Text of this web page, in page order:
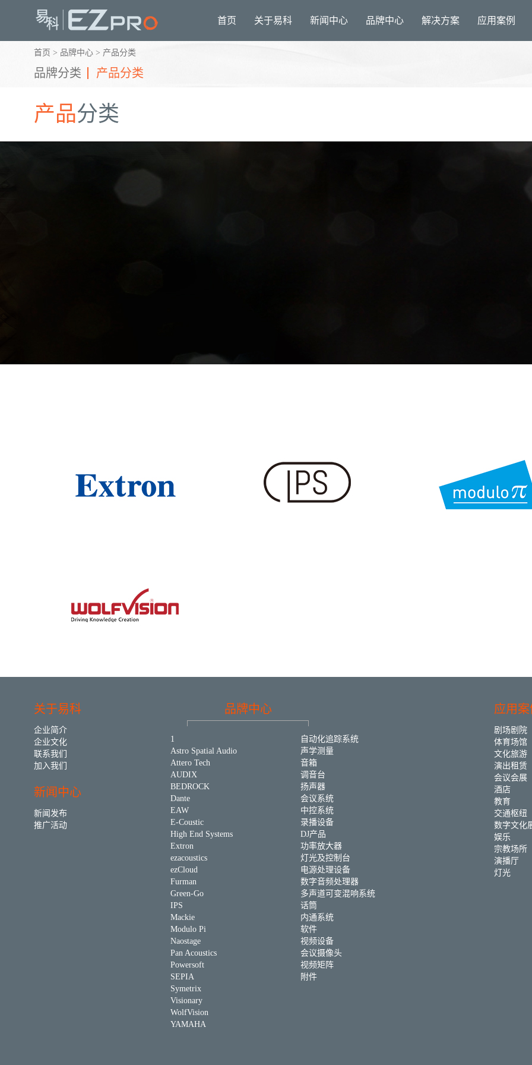
首页 关于易科 新闻中心 品牌中心 解决方案 应用案例
首页 > 品牌中心 > 产品分类
品牌分类 产品分类
产品分类
关于易科
企业简介
企业文化
联系我们
加入我们
新闻中心
新闻发布
推广活动
品牌中心
1
Astro Spatial Audio
Attero Tech
AUDIX
BEDROCK
Dante
EAW
E-Coustic
High End Systems
Extron
ezacoustics
ezCloud
Furman
Green-Go
IPS
Mackie
Modulo Pi
Naostage
Pan Acoustics
Powersoft
SEPIA
Symetrix
Visionary
WolfVision
YAMAHA
自动化追踪系统
声学测量
音箱
调音台
扬声器
会议系统
中控系统
录播设备
DJ产品
功率放大器
灯光及控制台
电源处理设备
数字音频处理器
多声道可变混响系统
话筒
内通系统
软件
视频设备
会议摄像头
视频矩阵
附件
应用
剧场剧院
体育场馆
文化旅游
演出租赁
会议会展
酒店
教育
交通枢纽
数字文化
娱乐
宗教场所
演播厅
灯光